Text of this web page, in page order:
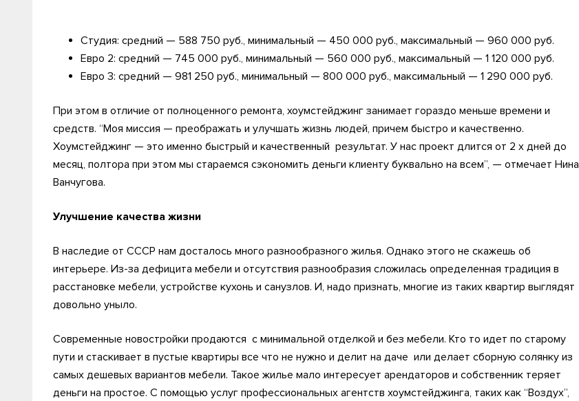
Студия: средний — 588 750 руб., минимальный — 450 000 руб., максимальный — 960 000 руб.
Евро 2: средний — 745 000 руб., минимальный — 560 000 руб., максимальный — 1 120 000 руб.
Евро 3: средний — 981 250 руб., минимальный — 800 000 руб., максимальный — 1 290 000 руб.
При этом в отличие от полноценного ремонта, хоумстейджинг занимает гораздо меньше времени и
средств. “Моя миссия — преображать и улучшать жизнь людей, причем быстро и качественно.
Хоумстейджинг — это именно быстрый и качественный результат. У нас проект длится от 2 х дней до
месяц, полтора при этом мы стараемся сэкономить деньги клиенту буквально на всем”, — отмечает Нина
Ванчугова.
Улучшение качества жизни
В наследие от СССР нам досталось много разнообразного жилья. Однако этого не скажешь об
интерьере. Из-за дефицита мебели и отсутствия разнообразия сложилась определенная традиция в
расстановке мебели, устройстве кухонь и санузлов. И, надо признать, многие из таких квартир выглядят
довольно уныло.
Современные новостройки продаются с минимальной отделкой и без мебели. Кто то идет по старому
пути и стаскивает в пустые квартиры все что не нужно и делит на даче или делает сборную солянку из
самых дешевых вариантов мебели. Такое жилье мало интересует арендаторов и собственник теряет
деньги на простое. С помощью услуг профессиональных агентств хоумстейджинга, таких как “Воздух”,